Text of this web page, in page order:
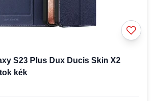
S23 Plus Dux Ducis Skin X2
kék